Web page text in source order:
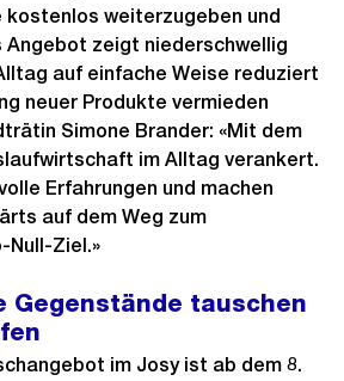
kostenlos weiterzugeben und
Angebot zeigt niederschwellig
auf einfache Weise reduziert
neuer Produkte vermieden
Simone Brander: «Mit dem
im Alltag verankert.
Erfahrungen und machen
auf dem Weg zum
Ziel.»
Gegenstände tauschen
im Josy ist ab dem 8.